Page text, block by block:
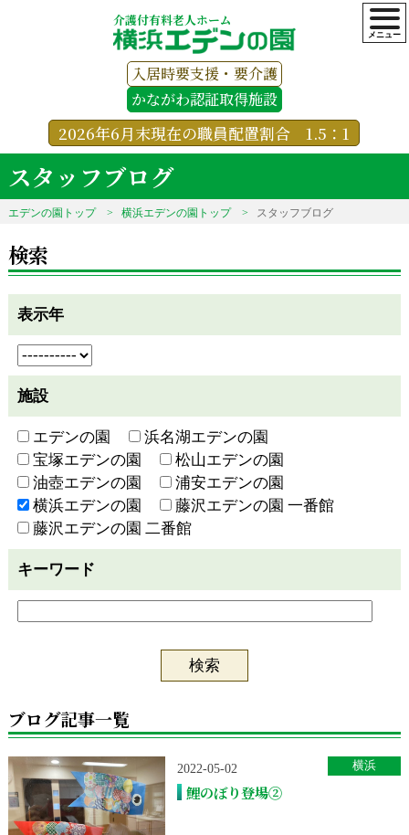
介護付有料老人ホーム
入居時要支援・要介護
かながわ認証取得施設
2026年6月末現在の職員配置割合 1.5：1
スタッフブログ
エデンの園トップ 横浜エデンの園トップ スタッフブログ
検索
表示年
施設
エデンの園
浜名湖エデンの園
宝塚エデンの園
松山エデンの園
油壺エデンの園
浦安エデンの園
横浜エデンの園
藤沢エデンの園 一番館
藤沢エデンの園 二番館
キーワード
ブログ記事一覧
2022-05-02
鯉のぼり登場②
横浜